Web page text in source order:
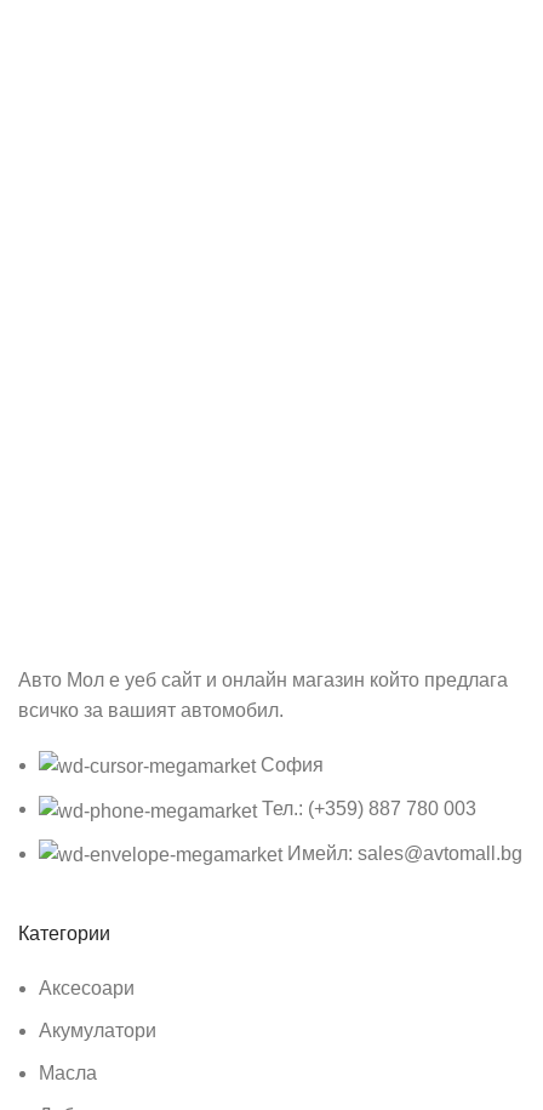
Авто Мол е уеб сайт и онлайн магазин който предлага
всичко за вашият автомобил.
София
Тел.: (+359) 887 780 003
Имейл: sales@avtomall.bg
Категории
Аксесоари
Акумулатори
Масла